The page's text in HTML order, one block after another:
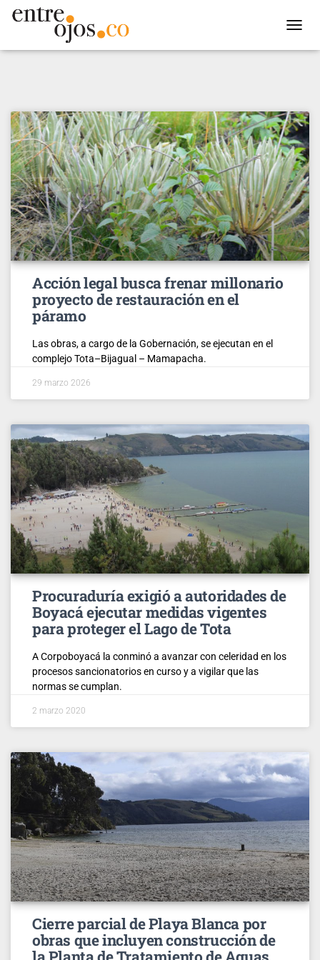
Acción legal busca frenar millonario
proyecto de restauración en el
páramo
Las obras, a cargo de la Gobernación, se ejecutan en el
complejo Tota–Bijagual – Mamapacha.
29 marzo 2026
Procuraduría exigió a autoridades de
Boyacá ejecutar medidas vigentes
para proteger el Lago de Tota
A Corpoboyacá la conminó a avanzar con celeridad en los
procesos sancionatorios en curso y a vigilar que las
normas se cumplan.
2 marzo 2020
Cierre parcial de Playa Blanca por
obras que incluyen construcción de